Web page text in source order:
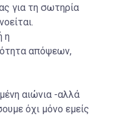
για τη σωτηρία
η
απόψεων,
αιώνια -αλλά
όχι μόνο εμείς